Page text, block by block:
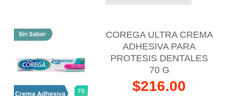
COREGA ULTRA CREMA
ADHESIVA PARA
PROTESIS DENTALES
70 G
$216.00